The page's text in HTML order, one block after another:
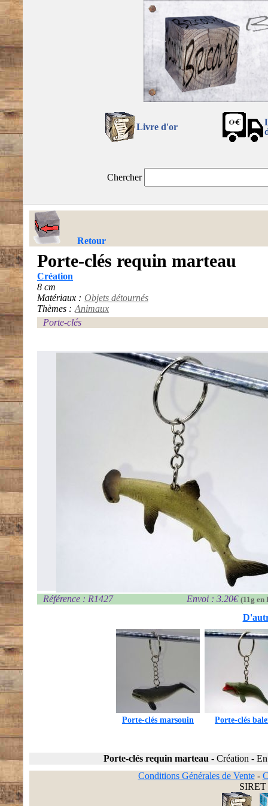
Livre d'or
Chercher
Retour
Porte-clés requin marteau
Création
8 cm
Matériaux : Objets détournés
Thèmes : Animaux
Porte-clés
Référence : R1427 Envoi : 3.20€ (11g en
Porte-clés marsouin Porte-clés
Porte-clés requin marteau - Création -
Conditions Générales de Vente-
SIRET